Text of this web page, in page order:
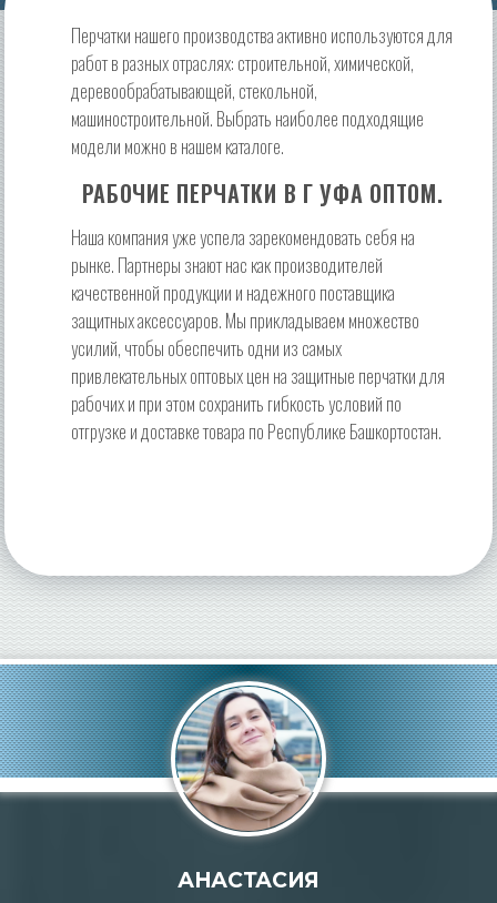
Перчатки нашего производства активно используются для
работ в разных отраслях: строительной, химической,
деревообрабатывающей, стекольной,
машиностроительной. Выбрать наиболее подходящие
модели можно в нашем каталоге.
РАБОЧИЕ ПЕРЧАТКИ В Г УФА ОПТОМ.
Наша компания уже успела зарекомендовать себя на
рынке. Партнеры знают нас как производителей
качественной продукции и надежного поставщика
защитных аксессуаров. Мы прикладываем множество
усилий, чтобы обеспечить одни из самых
привлекательных оптовых цен на защитные перчатки для
рабочих и при этом сохранить гибкость условий по
отгрузке и доставке товара по Республике Башкортостан.
АНАСТАСИЯ